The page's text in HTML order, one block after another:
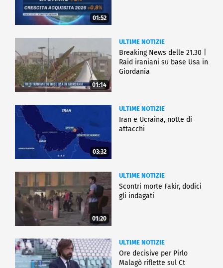
01:52
01:14
ULTIME NOTIZIE
Breaking News delle 21.30 |
Raid iraniani su base Usa in
Giordania
03:32
ULTIME NOTIZIE
Iran e Ucraina, notte di
attacchi
01:20
ULTIME NOTIZIE
Scontri morte Fakir, dodici
gli indagati
ULTIME NOTIZIE
Ore decisive per Pirlo
Malagò riflette sul Ct